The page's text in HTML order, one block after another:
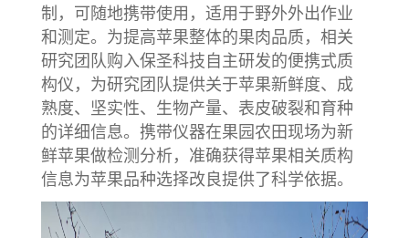
制，可随地携带使用，适用于野外外出作业
和测定。为提高苹果整体的果肉品质，相关
研究团队购入保圣科技自主研发的便携式质
构仪，为研究团队提供关于苹果新鲜度、成
熟度、坚实性、生物产量、表皮破裂和育种
的详细信息。携带仪器在果园农田现场为新
鲜苹果做检测分析，准确获得苹果相关质构
信息为苹果品种选择改良提供了科学依据。